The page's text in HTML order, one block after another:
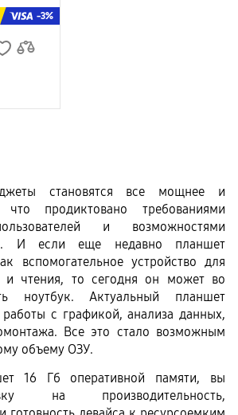
-3%
становятся все мощнее и
что продиктовано требованиями
и возможностями
И если еще недавно планшет
вспомогательное устройство для
и чтения, то сегодня он может во
ноутбук. Актуальный планшет
работы с графикой, анализа данных,
Все это стало возможным
объему ОЗУ.
16 Гб оперативной памяти, вы
на производительность,